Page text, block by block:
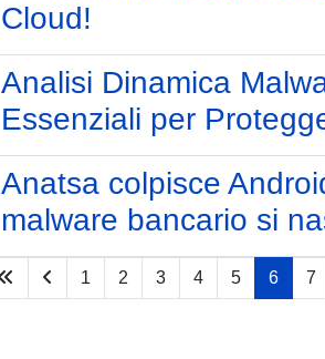
Cloud!
Analisi Dinamica
Essenziali per
Anatsa colpisce
malware bancario si
1 2 3 4 5 6 7